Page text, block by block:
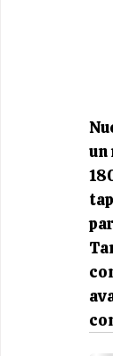
un